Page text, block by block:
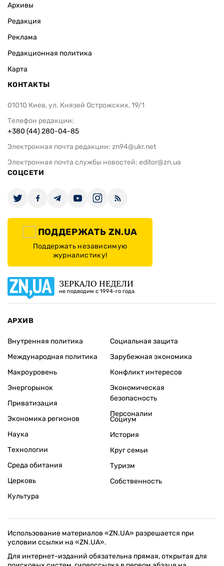
Архивы
Редакция
Реклама
Редакционная политика
Карта
КОНТАКТЫ
01010 Киев, ул. Князей Острожских, 19/1
Телефон редакции:
+380 (44) 280-04-85
Электронная почта редакции: zn94@ukr.net
Электронная почта службы новостей: editor@zn.ua
СОЦСЕТИ
ПОДДЕРЖАТЬ ZN.UA
Поддержать независимую
журналистику!
ЗЕРКАЛО НЕДЕЛИ
не подводим с 1994-го года
АРХИВ
Внутренняя политика
Международная политика
Макроуровень
Энергорынок
Приватизация
Экономика регионов
Социальная защита
Зарубежная экономика
Конфликт интересов
Экономическая
безопасность
Персоналии
Наука
Технологии
Среда обитания
Церковь
Культура
Социум
История
Круг семьи
Туризм
Собственность
Использование материалов «ZN.UA» разрешается при
условии ссылки на «ZN.UA».
Для интернет-изданий обязательна прямая, открытая для